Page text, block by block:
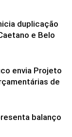
duplicação
e Belo
envia Projeto
de
balanço